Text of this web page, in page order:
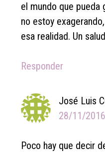
el mundo que pueda
no estoy
esa realidad. Un
Responder
José Luis
28/11/
Poco hay que decir